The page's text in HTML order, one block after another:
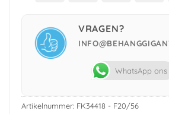
VRAGEN?
WhatsApp ons
Artikelnummer: FK34418 - F20/56